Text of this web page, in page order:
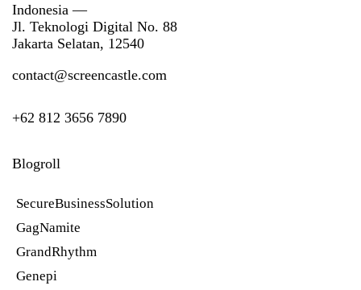
Indonesia —
Jl. Teknologi Digital No. 88
Jakarta Selatan, 12540
contact@screencastle.com
+62 812 3656 7890
Blogroll
SecureBusinessSolution
GagNamite
GrandRhythm
Genepi